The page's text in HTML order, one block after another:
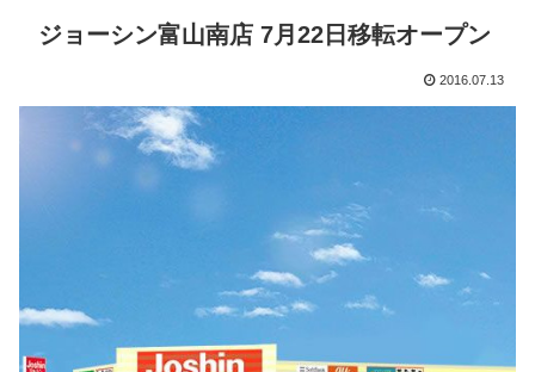
ジョーシン富山南店 7月22日移転オープン
2016.07.13